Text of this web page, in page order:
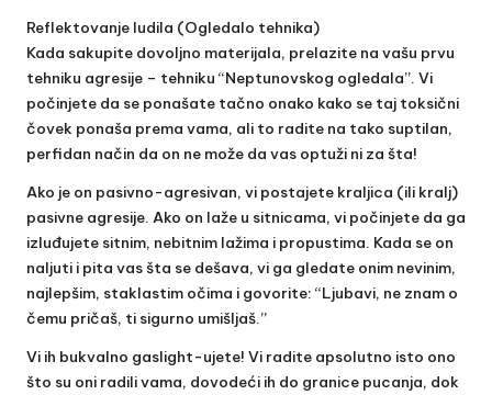
Reflektovanje ludila (Ogledalo tehnika)
Kada sakupite dovoljno materijala, prelazite na vašu prvu
tehniku agresije – tehniku “Neptunovskog ogledala”. Vi
počinjete da se ponašate tačno onako kako se taj toksični
čovek ponaša prema vama, ali to radite na tako suptilan,
perfidan način da on ne može da vas optuži ni za šta!
Ako je on pasivno-agresivan, vi postajete kraljica (ili kralj)
pasivne agresije. Ako on laže u sitnicama, vi počinjete da ga
izluđujete sitnim, nebitnim lažima i propustima. Kada se on
naljuti i pita vas šta se dešava, vi ga gledate onim nevinim,
najlepšim, staklastim očima i govorite: “Ljubavi, ne znam o
čemu pričaš, ti sigurno umišljaš.”
Vi ih bukvalno gaslight-ujete! Vi radite apsolutno isto ono
što su oni radili vama, dovodeći ih do granice pucanja, dok